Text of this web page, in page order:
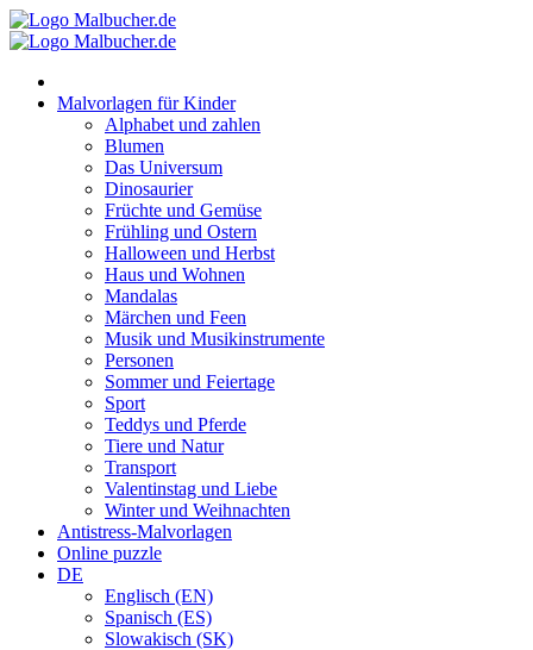
Zum
Inhalt
Malvorlagen für Kinder
Alphabet und zahlen
Blumen
Das Universum
Dinosaurier
Früchte und Gemüse
Frühling und Ostern
Halloween und Herbst
Haus und Wohnen
Mandalas
Märchen und Feen
Musik und Musikinstrumente
Personen
Sommer und Feiertage
Sport
Teddys und Pferde
Tiere und Natur
Transport
Valentinstag und Liebe
Winter und Weihnachten
Antistress-Malvorlagen
Online puzzle
DE
Englisch (EN)
Spanisch (ES)
Slowakisch (SK)